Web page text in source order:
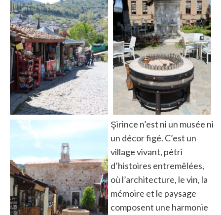
Şirince n’est ni un musée ni
un décor figé. C’est un
village vivant, pétri
d’histoires entremêlées,
où l’architecture, le vin, la
mémoire et le paysage
composent une harmonie